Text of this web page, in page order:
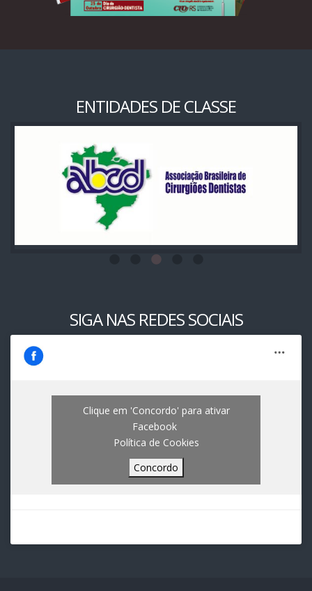
ENTIDADES DE CLASSE
SIGA NAS REDES SOCIAIS
Clique em 'Concordo' para ativar
Facebook
Política de Cookies
Concordo